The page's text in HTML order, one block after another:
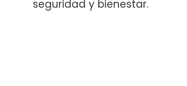
seguridad y bienestar.